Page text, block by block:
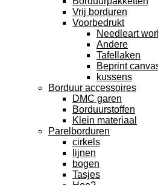
Vrij borduren
Voorbedrukt
Needleart
Andere
Tafellaken
Beprint
kussens
Borduur accessoires
DMC garen
Borduurstoffen
Klein materiaal
Parelborduren
cirkels
lijnen
bogen
Tasjes